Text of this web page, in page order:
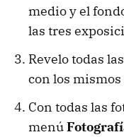
medio y el
las tres
Revelo todas
con los
Con todas las
menú